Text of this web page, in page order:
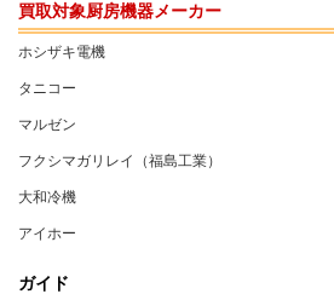
買取対象厨房機器メーカー
ホシザキ電機
タニコー
マルゼン
フクシマガリレイ（福島工業）
大和冷機
アイホー
ガイド